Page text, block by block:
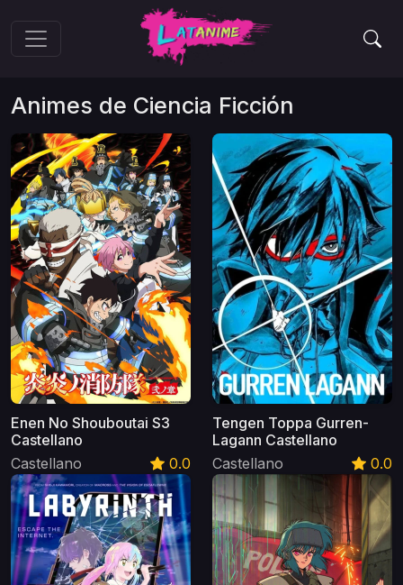
Animes de Ciencia Ficción
Enen No Shouboutai S3
Castellano
Castellano
0.0
Tengen Toppa Gurren-
Lagann Castellano
Castellano
0.0